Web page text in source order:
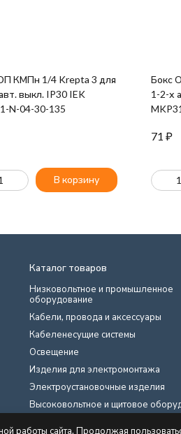
КМПн 1/4 Krepta 3 для
выкл. IP30 IEK
N-04-30-135
В корзину
Бокс
1-2-х
71 ₽
Каталог товаров
Низковольтное и промышленное
оборудование
Кабели, провода и аксессуары
Кабеленесущие системы
Освещение
Изделия для электромонтажа
Электроустановочные изделия
Высоковольтное и щитовое
работы сайта. Продолжая